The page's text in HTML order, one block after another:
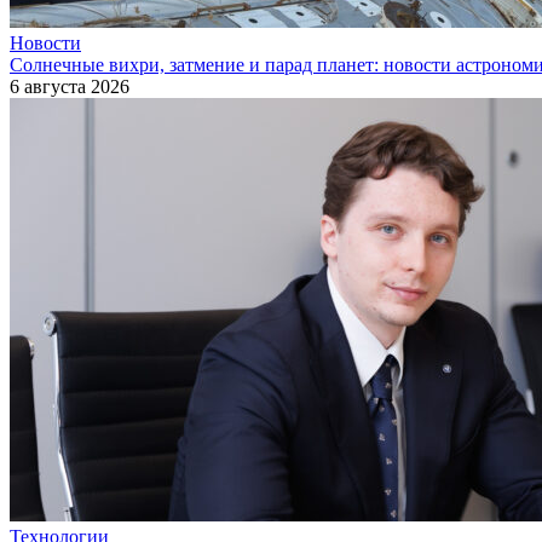
Новости
Солнечные вихри, затмение и парад планет: новости
6 августа 2026
Технологии